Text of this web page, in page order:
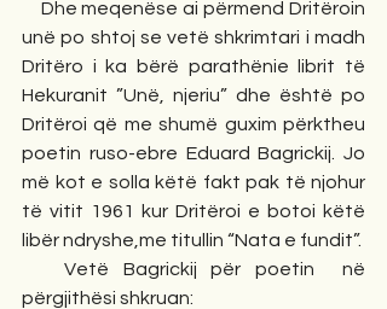
unë po shtoj se vetë shkrimtari i madh
Dritëro i ka bërë parathënie librit të
Hekuranit ”Unë, njeriu” dhe është po
Dritëroi që me shumë guxim përktheu
poetin ruso-ebre Eduard Bagrickij. Jo
më kot e solla këtë fakt pak të njohur
të vitit 1961 kur Dritëroi e botoi këtë
libër ndryshe,me titullin “Nata e fundit”.
përgjithësi shkruan: